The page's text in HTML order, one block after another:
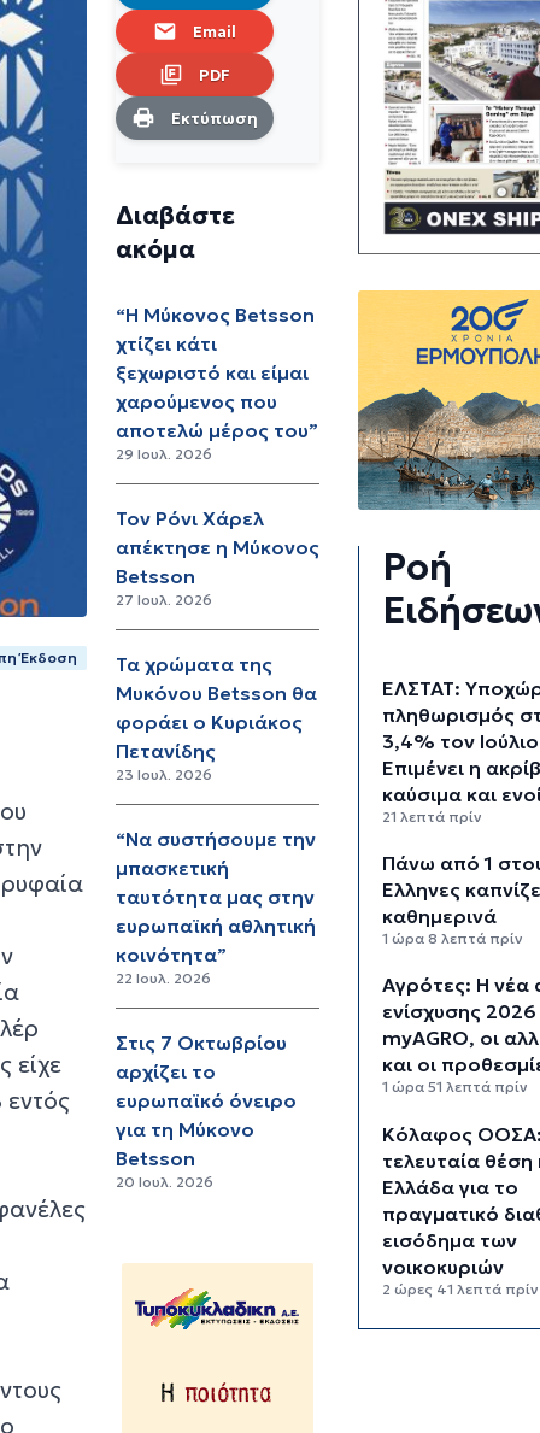
Έκδοση
είχε
Email
PDF
Εκτύπωση
Διαβάστε
ακόμα
“Η Μύκονος Betsson
χτίζει κάτι
ξεχωριστό και είμαι
χαρούμενος που
αποτελώ μέρος του”
29 Ιουλ. 2026
Τον Ρόνι Χάρελ
απέκτησε η Μύκονος
Betsson
27 Ιουλ. 2026
Τα χρώματα της
Μυκόνου Betsson θα
φοράει ο Κυριάκος
Πετανίδης
23 Ιουλ. 2026
“Να συστήσουμε την
μπασκετική
ταυτότητα μας στην
ευρωπαϊκή αθλητική
κοινότητα”
22 Ιουλ. 2026
Στις 7 Οκτωβρίου
αρχίζει το
ευρωπαϊκό όνειρο
για τη Μύκονο
Betsson
20 Ιουλ. 2026
Ροή
ΕΛΣΤΑΤ:
πληθωρισμός
3,4% τον
Επιμένει η
καύσιμα και
21 λεπτά πρίν
Πάνω από 1
Έλληνες
καθημερινά
1 ώρα 8 λεπτά πρίν
Αγρότες: Η νέα
ενίσχυσης
myAGRO, οι
και οι
1 ώρα 51 λεπτά πρίν
Κόλαφος
τελευταία θέση
Ελλάδα για το
πραγματικό
εισόδημα των
νοικοκυριών
2 ώρες 41 λεπτά πρίν
Κορυφώνεται η